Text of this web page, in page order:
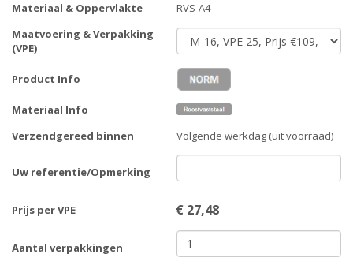
Materiaal & Oppervlakte
RVS-A4
Maatvoering & Verpakking
(VPE)
Product Info
Materiaal Info
Verzendgereed binnen
Volgende werkdag (uit voorraad)
Uw referentie/Opmerking
Prijs per VPE € 27,48
Aantal verpakkingen